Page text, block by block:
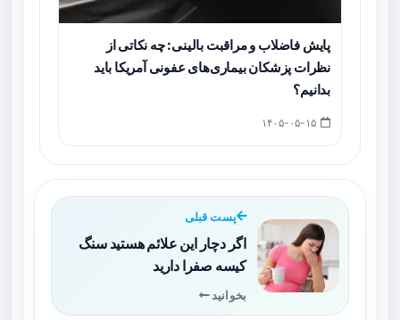
پایش فاضلاب و مراقبت بالینی: چه نکاتی از
نظرات پزشکان بیماری‌های عفونی آمریکا باید
بدانیم؟
پست قبلی
اگر دچار این علائم هستید سنگ
کیسه صفرا دارید
بخوانید